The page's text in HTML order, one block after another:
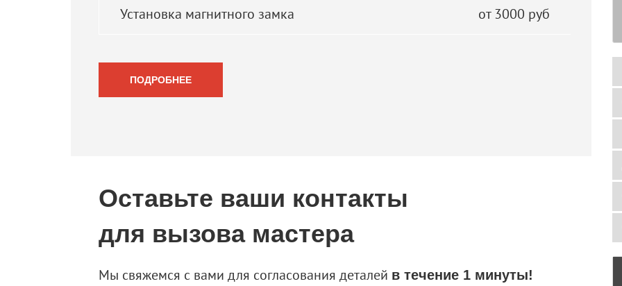
Оставьте ваши контакты
для вызова мастера
Мы свяжемся с вами для согласования деталей в течение 1 минуты!
Установка магнитного замка от 3000 руб
ПОДРОБНЕЕ